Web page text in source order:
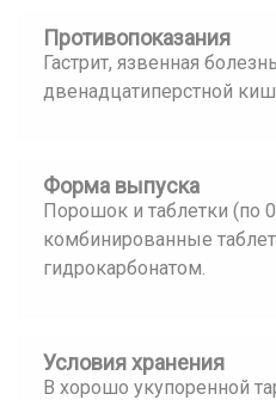
Противопоказания
Гастрит, язвенная
двенадцатиперстной
Форма выпуска
Порошок и таблетки (по
комбинированные
гидрокарбонатом.
Условия хранения
В хорошо укупоренной